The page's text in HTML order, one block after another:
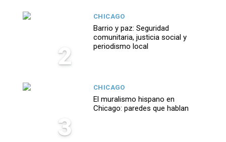
2
CHICAGO
Barrio y paz: Seguridad
comunitaria, justicia social y
periodismo local
3
CHICAGO
El muralismo hispano en
Chicago: paredes que hablan